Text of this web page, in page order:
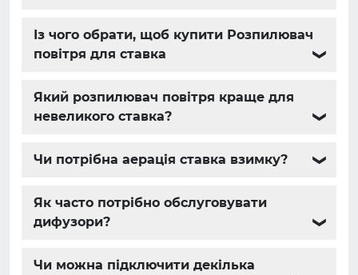
Із чого обрати, щоб купити Розпилювач
повітря для ставка
❯
Який розпилювач повітря краще для
невеликого ставка?
❯
Чи потрібна аерація ставка взимку? ❯
Як часто потрібно обслуговувати
дифузори?
❯
Чи можна підключити декілька